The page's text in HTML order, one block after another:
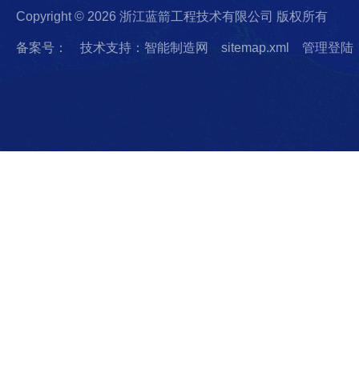
Copyright © 2026 浙江蓝箭工程技术有限公司 版权所有
备案号： 技术支持：智能制造网 sitemap.xml 管理登陆